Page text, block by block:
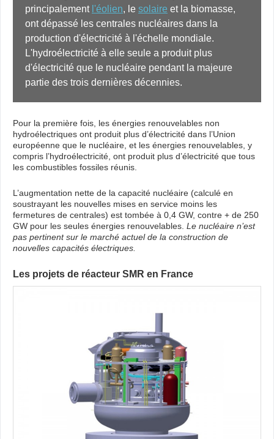
principalement l'éolien, le solaire et la biomasse,
ont dépassé les centrales nucléaires dans la
production d'électricité à l'échelle mondiale.
L'hydroélectricité à elle seule a produit plus
d'électricité que le nucléaire pendant la majeure
partie des trois dernières décennies.
Pour la première fois, les énergies renouvelables non
hydroélectriques ont produit plus d’électricité dans l’Union
européenne que le nucléaire, et les énergies renouvelables, y
compris l’hydroélectricité, ont produit plus d’électricité que tous
les combustibles fossiles réunis.
L’augmentation nette de la capacité nucléaire (calculé en
soustrayant les nouvelles mises en service moins les
fermetures de centrales) est tombée à 0,4 GW, contre + de 250
GW pour les seules énergies renouvelables. Le nucléaire n’est
pas pertinent sur le marché actuel de la construction de
nouvelles capacités électriques.
Les projets de réacteur SMR en France